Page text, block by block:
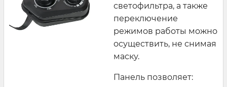
светофильтра, а также
переключение
режимов работы можно
осуществить, не снимая
маску.
Панель позволяет: